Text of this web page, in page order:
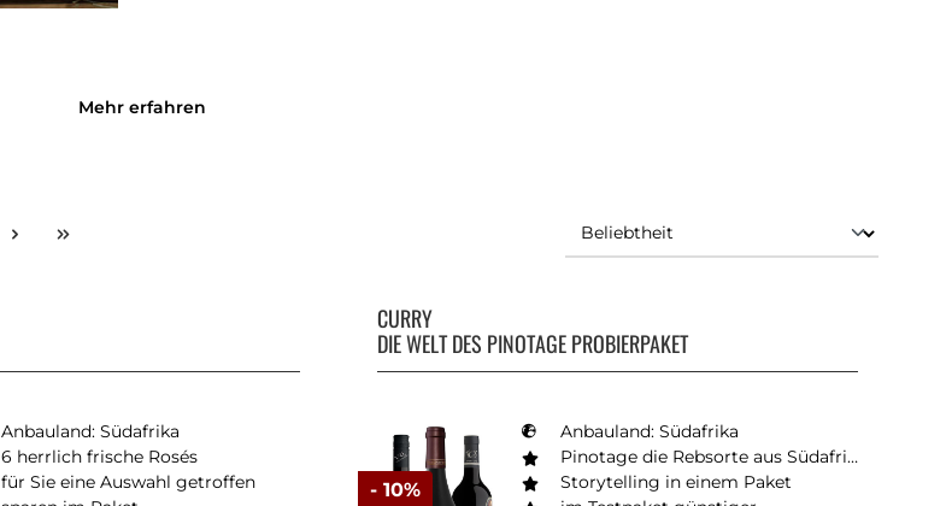
Mehr erfahren
Anbauland: Südafrika
6 herrlich frische Rosés
für Sie eine Auswahl getroffen
- 10%
CURRY
DIE WELT DES PINOTAGE PROBIERPAKET
Anbauland: Südafrika
Pinotage die Rebsorte aus Südafrika
Storytelling in einem Paket